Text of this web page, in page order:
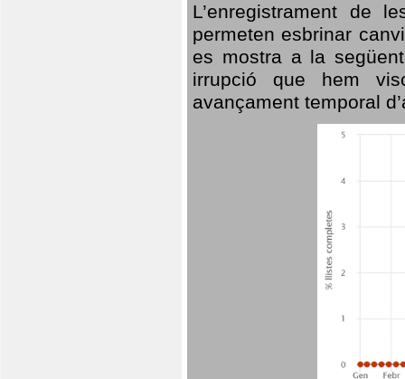
L’enregistrament de
permeten esbrinar
es mostra a la
irrupció que hem
avançament temporal